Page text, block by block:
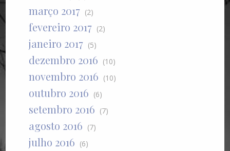
março 2017 (2)
fevereiro 2017 (2)
janeiro 2017 (5)
dezembro 2016 (10)
novembro 2016 (10)
outubro 2016 (6)
setembro 2016 (7)
agosto 2016 (7)
julho 2016 (6)